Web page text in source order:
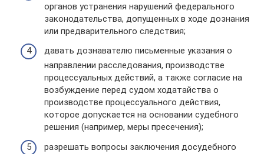
органов устранения нарушений федерального
законодательства, допущенных в ходе дознания
или предварительного следствия;
давать дознавателю письменные указания о
направлении расследования, производстве
процессуальных действий, а также согласие на
возбуждение перед судом ходатайства о
производстве процессуального действия,
которое допускается на основании судебного
решения (например, меры пресечения);
разрешать вопросы заключения досудебного